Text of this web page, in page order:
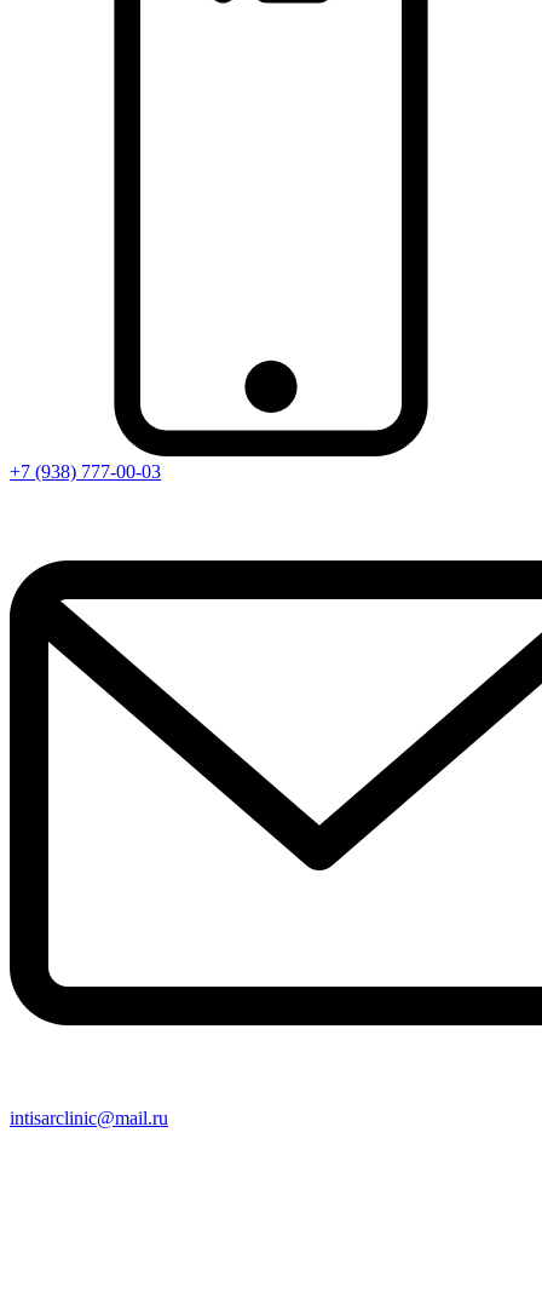
+7 (938) 777-00-03
intisarclinic@mail.ru